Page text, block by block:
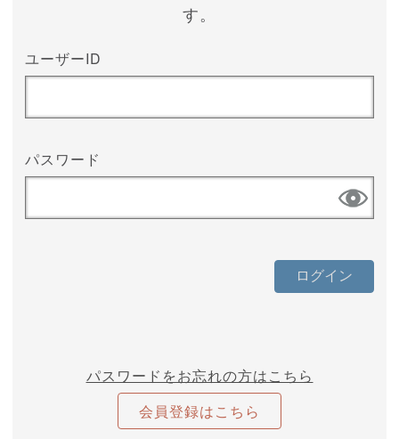
す。
ユーザーID
パスワード
パスワードをお忘れの方はこちら
会員登録はこちら